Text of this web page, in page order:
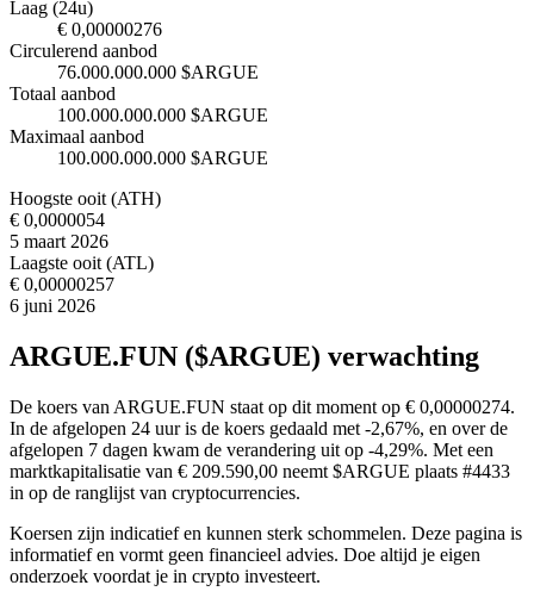
Laag (24u)
€ 0,00000276
Circulerend aanbod
76.000.000.000 $ARGUE
Totaal aanbod
100.000.000.000 $ARGUE
Maximaal aanbod
100.000.000.000 $ARGUE
Hoogste ooit (ATH)
€ 0,0000054
5 maart 2026
Laagste ooit (ATL)
€ 0,00000257
6 juni 2026
ARGUE.FUN ($ARGUE) verwachting
De koers van ARGUE.FUN staat op dit moment op € 0,00000274.
In de afgelopen 24 uur is de koers gedaald met -2,67%, en over de
afgelopen 7 dagen kwam de verandering uit op -4,29%. Met een
marktkapitalisatie van € 209.590,00 neemt $ARGUE plaats #4433
in op de ranglijst van cryptocurrencies.
Koersen zijn indicatief en kunnen sterk schommelen. Deze pagina is
informatief en vormt geen financieel advies. Doe altijd je eigen
onderzoek voordat je in crypto investeert.